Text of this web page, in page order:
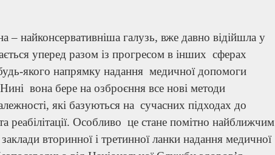
найконсервативніша галузь, вже давно відійшла у
уперед разом із прогресом в інших сферах
якого напрямку надання медичної допомоги
вона бере на озброєння все нові методи
які базуються на сучасних підходах до
реабілітації. Особливо це стане помітно найближчим
вторинної і третинної ланки надання медичної